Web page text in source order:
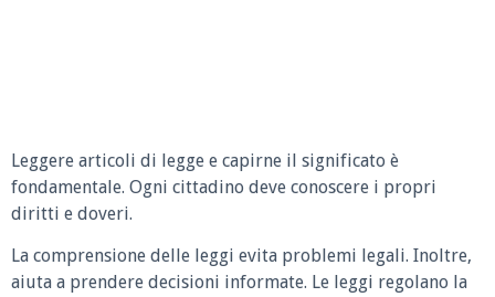
Leggere articoli di legge e capirne il significato è
fondamentale. Ogni cittadino deve conoscere i propri
diritti e doveri.
La comprensione delle leggi evita problemi legali. Inoltre,
aiuta a prendere decisioni informate. Le leggi regolano la